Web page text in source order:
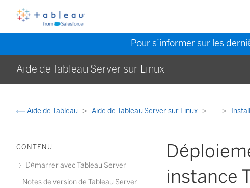
Pour s’informer sur les
Aide de Tableau Server sur Linux
Aide de Tableau Aide de Tableau Server sur Linux ...
CONTENU
Démarrer avec Tableau Server
Notes de version de Tableau Server
instance